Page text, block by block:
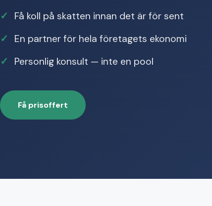
Få koll på skatten innan det är för sent
En partner för hela företagets ekonomi
Personlig konsult — inte en pool
Få prisoffert